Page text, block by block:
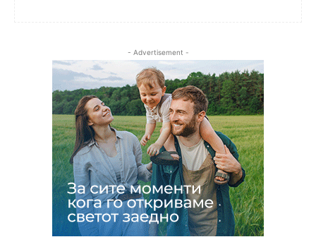
- Advertisement -